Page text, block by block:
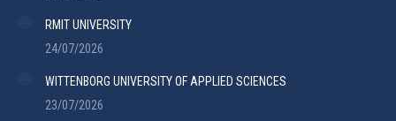
RMIT UNIVERSITY
24/07/2026
WITTENBORG UNIVERSITY OF APPLIED SCIENCES
23/07/2026